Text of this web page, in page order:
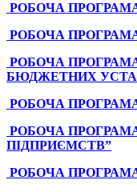
РОБОЧА
РОБОЧА
РОБОЧА ПРОГРАМА
БЮДЖЕТНИХ
РОБОЧА
РОБОЧА
ПІДПРИЄМСТВ”
РОБОЧА